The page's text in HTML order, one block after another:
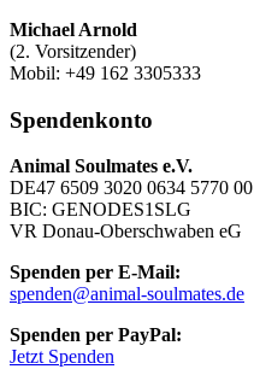
Michael Arnold
(2. Vorsitzender)
Mobil: +49 162 3305333
Spendenkonto
Animal Soulmates e.V.
DE47 6509 3020 0634 5770 00
BIC: GENODES1SLG
VR Donau-Oberschwaben eG
Spenden per E-Mail:
spenden@animal-soulmates.de
Spenden per PayPal:
Jetzt Spenden